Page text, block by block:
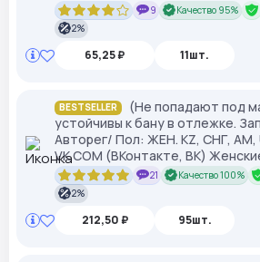
9 Качество 95%
2%
65,25 ₽ 11шт.
BESTSELLER
(Не попадают под
устойчивы к бану в отлежке.
Авторег/ Пол: ЖЕН. KZ, СНГ, АМ,
VK.COM (ВКонтакте, ВК)
21 Качество 100%
2%
212,50 ₽ 95шт.